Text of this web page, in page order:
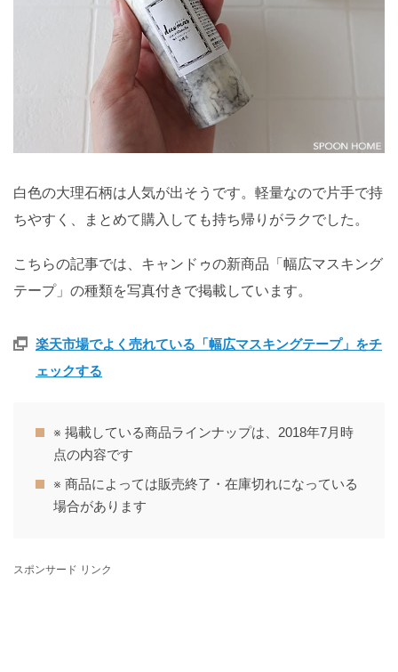
白色の大理石柄は人気が出そうです。軽量なので片手で持
ちやすく、まとめて購入しても持ち帰りがラクでした。
こちらの記事では、キャンドゥの新商品「幅広マスキング
テープ」の種類を写真付きで掲載しています。
楽天市場でよく売れている「幅広マスキングテープ」をチ
ェックする
※ 掲載している商品ラインナップは、2018年7月時
点の内容です
※ 商品によっては販売終了・在庫切れになっている
場合があります
スポンサード リンク